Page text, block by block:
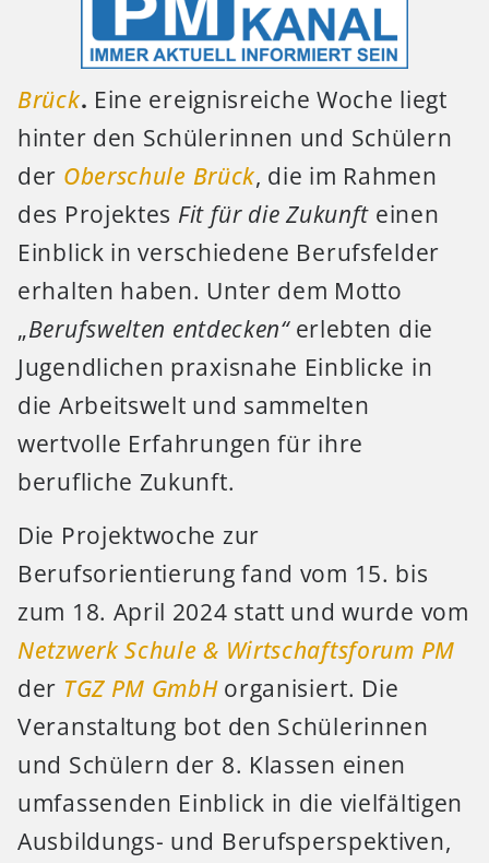
Brück. Eine ereignisreiche Woche liegt
hinter den Schülerinnen und Schülern
der Oberschule Brück, die im Rahmen
des Projektes Fit für die Zukunft einen
Einblick in verschiedene Berufsfelder
erhalten haben. Unter dem Motto
„Berufswelten entdecken“erlebten die
Jugendlichen praxisnahe Einblicke in
die Arbeitswelt und sammelten
wertvolle Erfahrungen für ihre
berufliche Zukunft.
Die Projektwoche zur
Berufsorientierung fand vom 15. bis
zum 18. April 2024 statt und wurde vom
Netzwerk Schule & Wirtschaftsforum PM
der TGZ PM GmbHorganisiert. Die
Veranstaltung bot den Schülerinnen
und Schülern der 8. Klassen einen
umfassenden Einblick in die vielfältigen
Ausbildungs- und Berufsperspektiven,